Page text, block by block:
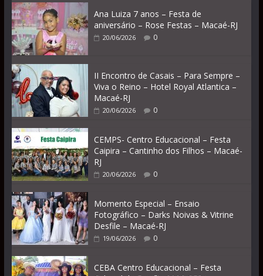
Ana Luiza 7 anos – Festa de
aniversário – Rose Festas – Macaé-RJ
20/06/2026 0
II Encontro de Casais – Para Sempre –
Viva o Reino – Hotel Royal Atlantica –
Macaé-RJ
20/06/2026 0
CEMPS- Centro Educacional – Festa
Caipira – Cantinho dos Filhos – Macaé-
RJ
20/06/2026 0
Momento Especial – Ensaio
Fotográfico – Darks Noivas & Vitrine
Desfile – Macaé-RJ
19/06/2026 0
CEBA Centro Educacional – Festa